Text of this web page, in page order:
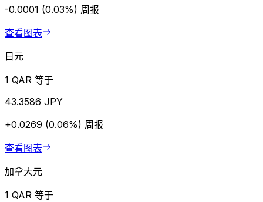
-0.0001 (0.03%) 周报
查看图表
日元
1 QAR 等于
43.3586 JPY
+0.0269 (0.06%) 周报
查看图表
加拿大元
1 QAR 等于